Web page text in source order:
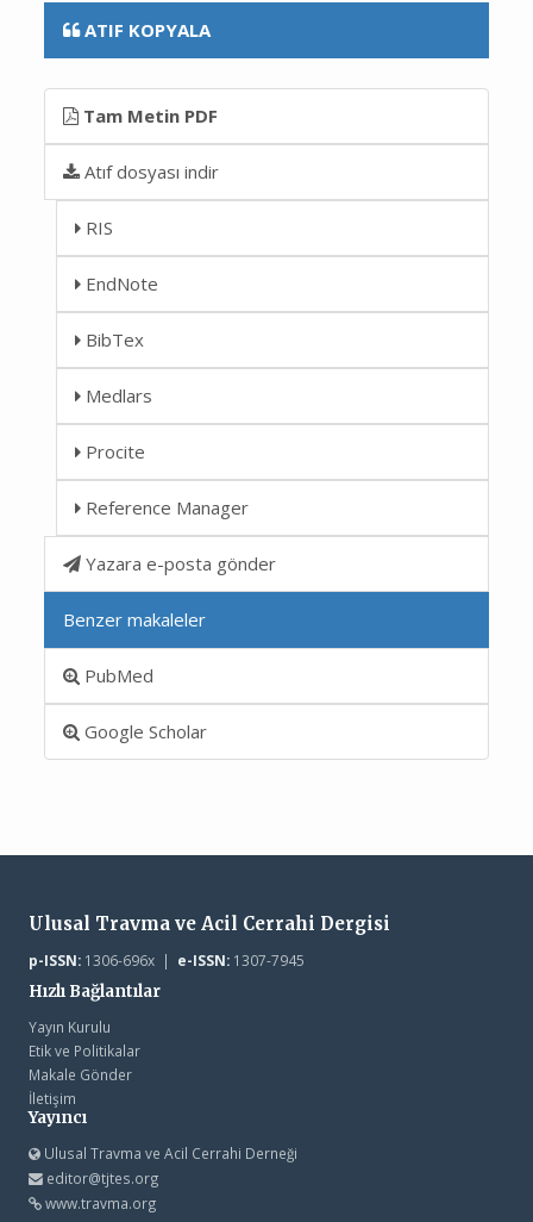
ATIF KOPYALA
Tam Metin PDF
Atıf dosyası indir
RIS
EndNote
BibTex
Medlars
Procite
Reference Manager
Yazara e-posta gönder
Benzer makaleler
PubMed
Google Scholar
Ulusal Travma ve Acil Cerrahi Dergisi
p-ISSN:1306-696x | e-ISSN:1307-7945
Hızlı Bağlantılar
Yayın Kurulu
Etik ve Politikalar
Makale Gönder
İletişim
Yayıncı
Ulusal Travma ve Acil Cerrahi Derneği
editor@tjtes.org
www.travma.org